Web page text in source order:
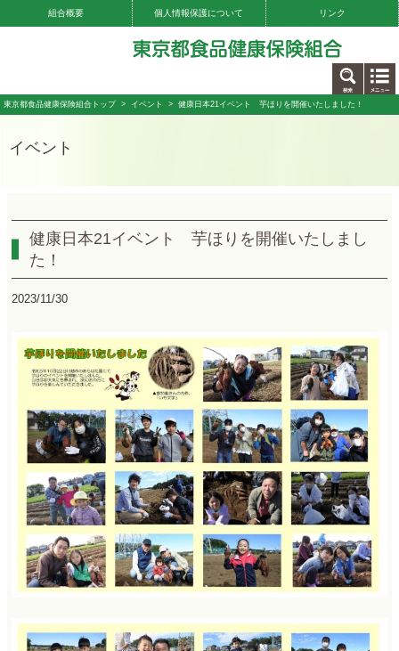
組合概要 個人情報保護について リンク
東京都食品健康保険組合トップ> イベント > 健康日本21イベント 芋ほりを開催いたしました！
イベント
健康日本21イベント 芋ほりを開催いたしまし
た！
2023/11/30